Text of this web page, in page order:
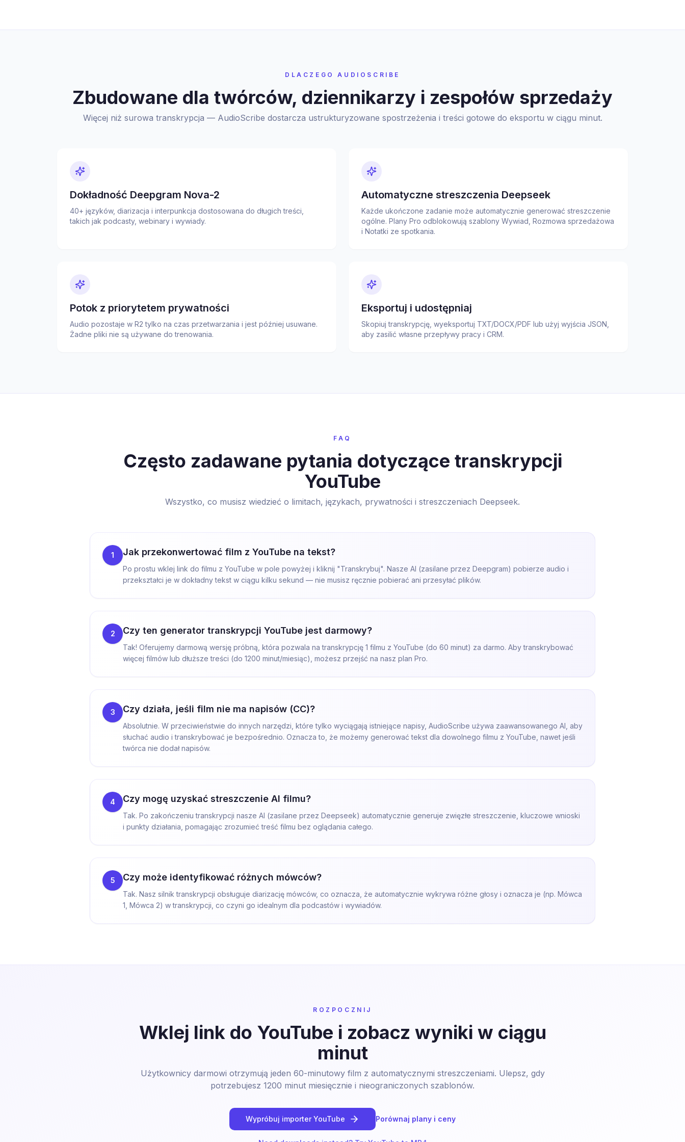
DLACZEGO AUDIOSCRIBE
Zbudowane dla twórców, dziennikarzy i zespołów sprzedaży
Więcej niż surowa transkrypcja — AudioScribe dostarcza ustrukturyzowane spostrzeżenia i treści gotowe do eksportu w ciągu minut.
Dokładność Deepgram Nova-2
40+ języków, diarizacja i interpunkcja dostosowana do długich treści,
takich jak podcasty, webinary i wywiady.
Automatyczne streszczenia Deepseek
Każde ukończone zadanie może automatycznie generować streszczenie
ogólne. Plany Pro odblokowują szablony Wywiad, Rozmowa sprzedażowa
i Notatki ze spotkania.
Potok z priorytetem prywatności
Audio pozostaje w R2 tylko na czas przetwarzania i jest później usuwane.
Żadne pliki nie są używane do trenowania.
Eksportuj i udostępniaj
Skopiuj transkrypcję, wyeksportuj TXT/DOCX/PDF lub użyj wyjścia JSON,
aby zasilić własne przepływy pracy i CRM.
FAQ
Często zadawane pytania dotyczące transkrypcji
YouTube
Wszystko, co musisz wiedzieć o limitach, językach, prywatności i streszczeniach Deepseek.
1 Jak przekonwertować film z YouTube na tekst?
Po prostu wklej link do filmu z YouTube w pole powyżej i kliknij "Transkrybuj". Nasze AI (zasilane przez Deepgram) pobierze audio i
przekształci je w dokładny tekst w ciągu kilku sekund — nie musisz ręcznie pobierać ani przesyłać plików.
2 Czy ten generator transkrypcji YouTube jest darmowy?
Tak! Oferujemy darmową wersję próbną, która pozwala na transkrypcję 1 filmu z YouTube (do 60 minut) za darmo. Aby transkrybować
więcej filmów lub dłuższe treści (do 1200 minut/miesiąc), możesz przejść na nasz plan Pro.
3 Czy działa, jeśli film nie ma napisów (CC)?
Absolutnie. W przeciwieństwie do innych narzędzi, które tylko wyciągają istniejące napisy, AudioScribe używa zaawansowanego AI, aby
słuchać audio i transkrybować je bezpośrednio. Oznacza to, że możemy generować tekst dla dowolnego filmu z YouTube, nawet jeśli
twórca nie dodał napisów.
4 Czy mogę uzyskać streszczenie AI filmu?
Tak. Po zakończeniu transkrypcji nasze AI (zasilane przez Deepseek) automatycznie generuje zwięzłe streszczenie, kluczowe wnioski
i punkty działania, pomagając zrozumieć treść filmu bez oglądania całego.
5 Czy może identyfikować różnych mówców?
Tak. Nasz silnik transkrypcji obsługuje diarizację mówców, co oznacza, że automatycznie wykrywa różne głosy i oznacza je (np. Mówca
1, Mówca 2) w transkrypcji, co czyni go idealnym dla podcastów i wywiadów.
ROZPOCZNIJ
Wklej link do YouTube i zobacz wyniki w ciągu
minut
Użytkownicy darmowi otrzymują jeden 60-minutowy film z automatycznymi streszczeniami. Ulepsz, gdy
potrzebujesz 1200 minut miesięcznie i nieograniczonych szablonów.
Wypróbuj importer YouTube Porównaj plany i ceny